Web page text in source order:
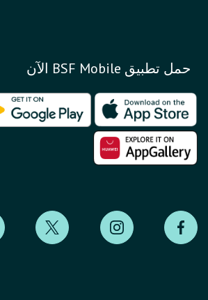
حمل تطبيق BSF Mobile الآن